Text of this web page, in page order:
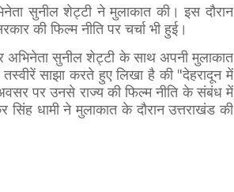
सुनील शेट्टी ने मुलाकात की। इस दौरान
की फिल्म नीति पर चर्चा भी हुई।
अभिनेता सुनील शेट्टी के साथ अपनी मुलाकात
साझा करते हुए लिखा है की "देहरादून में
पर उनसे राज्य की फिल्म नीति के संबंध में
धामी ने मुलाकात के दौरान उत्तराखंड की